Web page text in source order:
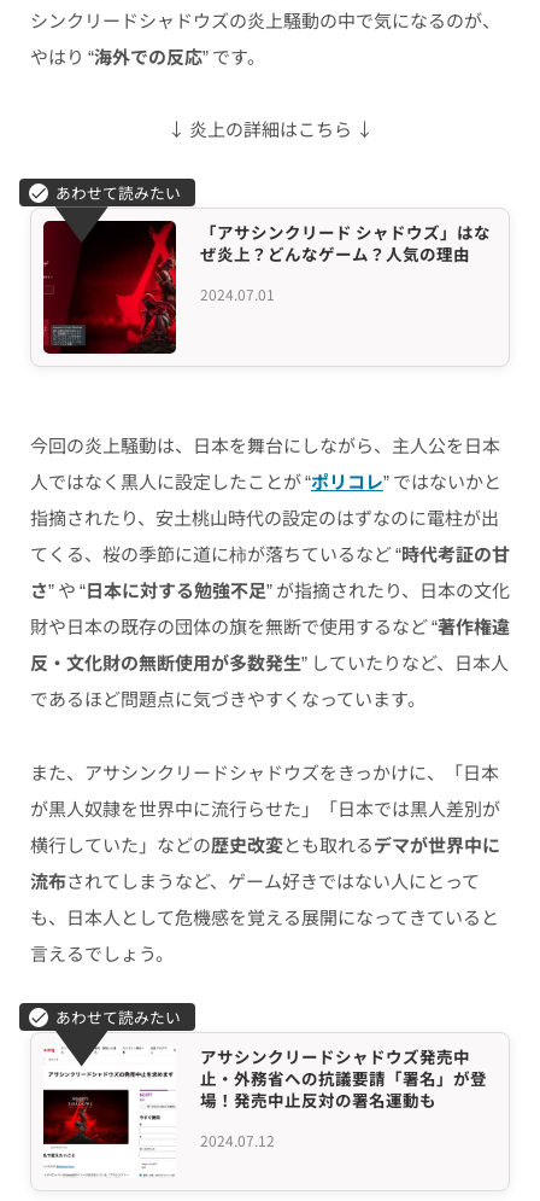
シンクリードシャドウズの炎上騒動の中で気になるのが、
やはり “海外での反応” です。
↓ 炎上の詳細はこちら ↓
2024.07.01
「アサシンクリード シャドウズ」はな
ぜ炎上？どんなゲーム？人気の理由
今回の炎上騒動は、日本を舞台にしながら、主人公を日本
人ではなく黒人に設定したことが “ポリコレ” ではないかと
指摘されたり、安土桃山時代の設定のはずなのに電柱が出
てくる、桜の季節に道に柿が落ちているなど “時代考証の甘
さ” や “日本に対する勉強不足” が指摘されたり、日本の文化
財や日本の既存の団体の旗を無断で使用するなど “著作権違
反・文化財の無断使用が多数発生” していたりなど、日本人
であるほど問題点に気づきやすくなっています。
また、アサシンクリードシャドウズをきっかけに、「日本
が黒人奴隷を世界中に流行らせた」「日本では黒人差別が
横行していた」などの歴史改変とも取れるデマが世界中に
流布されてしまうなど、ゲーム好きではない人にとって
も、日本人として危機感を覚える展開になってきていると
言えるでしょう。
2024.07.12
アサシンクリードシャドウズ発売中
止・外務省への抗議要請「署名」が登
場！発売中止反対の署名運動も